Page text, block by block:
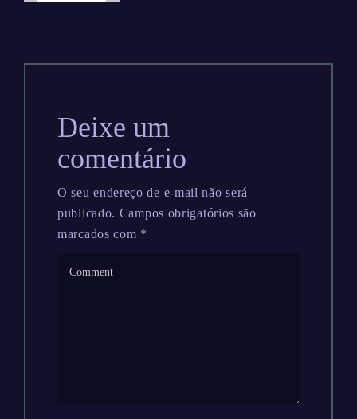
Deixe um
comentário
O seu endereço de e-mail não será
publicado. Campos obrigatórios são
marcados com *